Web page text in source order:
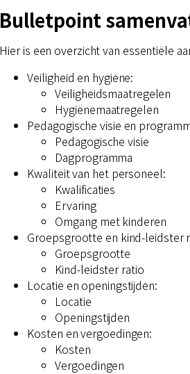
Bulletpoint
Hier is een overzicht van essentiële
Veiligheid en hygiëne:
Veiligheidsmaatregelen
Hygiënemaatregelen
Pedagogische visie en
Pedagogische visie
Dagprogramma
Kwaliteit van het personeel:
Kwalificaties
Ervaring
Omgang met kinderen
Groepsgrootte en kind-leidster
Groepsgrootte
Kind-leidster ratio
Locatie en openingstijden:
Locatie
Openingstijden
Kosten en vergoedingen:
Kosten
Vergoedingen